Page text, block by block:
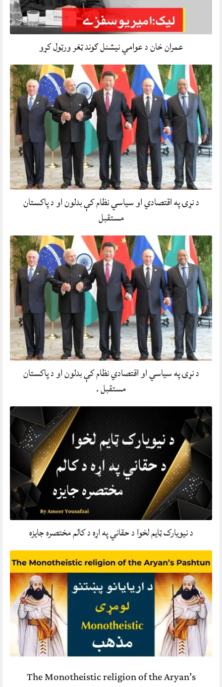
عمران خان د عوامي نیشنل ګوند ټغر ورټول کړو
د نړۍ په اقتصادي او سیاسي نظام کې بدلون او د پاکستان
مستقبل
د نړۍ په سیاسي او اقتصادي نظام کې بدلون او د پاکستان
مستقبل .
د نیویارک ټایم لخوا د حقاني په اړه د کالم مختصره جایزه
The Monotheistic religion of the Aryan’s